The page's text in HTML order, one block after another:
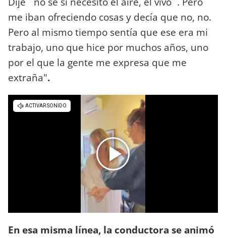
me iban ofreciendo cosas y decía que no, no.
Pero al mismo tiempo sentía que ese era mi
trabajo, uno que hice por muchos años, uno
por el que la gente me expresa que me
extraña".
En esa misma línea, la conductora se animó